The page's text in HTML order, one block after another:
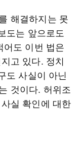
해결하지는 못
도는 앞으로도
도 이번 법은
고 있다. 정치
도 사실이 아닌
것이다. 허위조
실 확인에 대한